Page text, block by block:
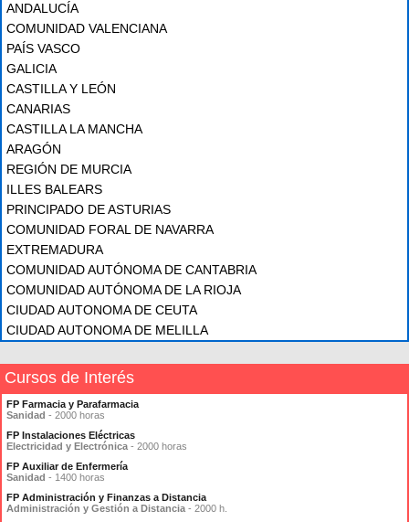
ANDALUCÍA
COMUNIDAD VALENCIANA
PAÍS VASCO
GALICIA
CASTILLA Y LEÓN
CANARIAS
CASTILLA LA MANCHA
ARAGÓN
REGIÓN DE MURCIA
ILLES BALEARS
PRINCIPADO DE ASTURIAS
COMUNIDAD FORAL DE NAVARRA
EXTREMADURA
COMUNIDAD AUTÓNOMA DE CANTABRIA
COMUNIDAD AUTÓNOMA DE LA RIOJA
CIUDAD AUTONOMA DE CEUTA
CIUDAD AUTONOMA DE MELILLA
Cursos de Interés
FP Farmacia y Parafarmacia
Sanidad - 2000 horas
FP Instalaciones Eléctricas
Electricidad y Electrónica - 2000 horas
FP Auxiliar de Enfermería
Sanidad - 1400 horas
FP Administración y Finanzas a Distancia
Administración y Gestión a Distancia - 2000 h.